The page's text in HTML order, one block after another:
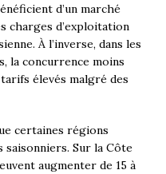
d’un marché
charges d’exploitation
À l’inverse, dans les
la concurrence moins
élevés malgré des
certaines régions
Sur la Côte
augmenter de 15 à